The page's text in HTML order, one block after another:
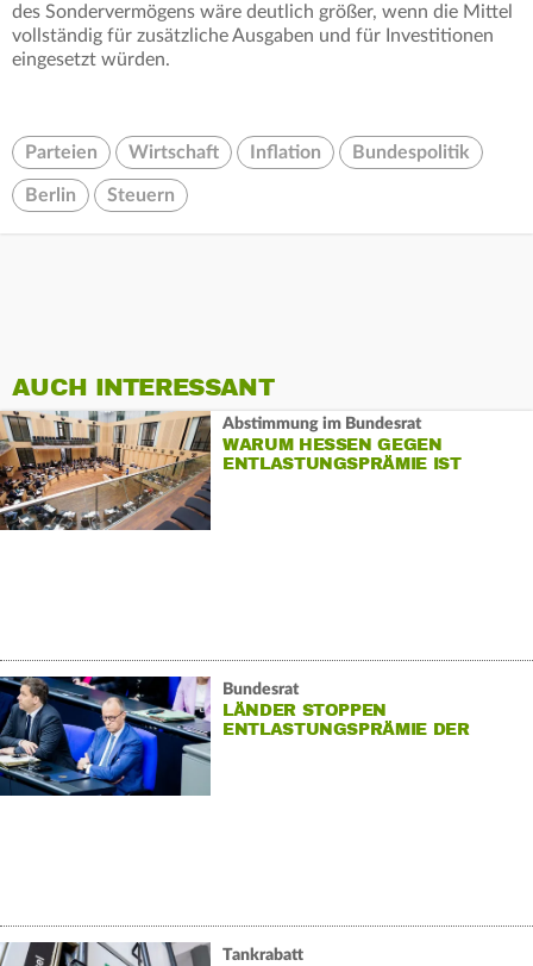
des Sondervermögens wäre deutlich größer, wenn die Mittel
vollständig für zusätzliche Ausgaben und für Investitionen
eingesetzt würden.
Parteien Wirtschaft Inflation Bundespolitik
Berlin Steuern
AUCH INTERESSANT
Abstimmung im Bundesrat
WARUM HESSEN GEGEN
ENTLASTUNGSPRÄMIE IST
Bundesrat
LÄNDER STOPPEN
ENTLASTUNGSPRÄMIE DER
Tankrabatt